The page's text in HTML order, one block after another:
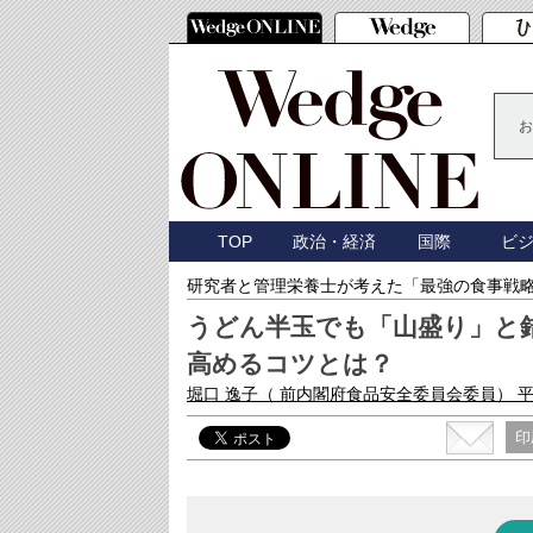
TOP 政治・経済 国際 ビ
研究者と管理栄養士が考えた「最強の食事戦
うどん半玉でも「山盛り」
高めるコツとは？
堀口 逸子 （ 前内閣府食品安全委員会委員）